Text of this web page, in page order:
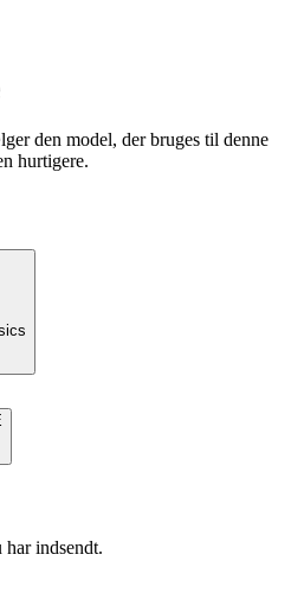
den model, der bruges til denne
hurtigere.
har indsendt.